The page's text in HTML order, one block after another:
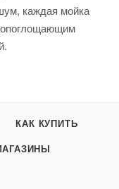
каждая мойка
КАК КУПИТЬ